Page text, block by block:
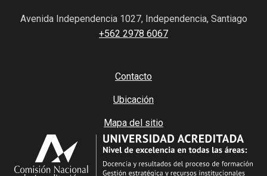
Avenida Independencia 1027, Independencia, Santiago
+562 2978 6067
Contacto
Ubicación
Mapa del sitio